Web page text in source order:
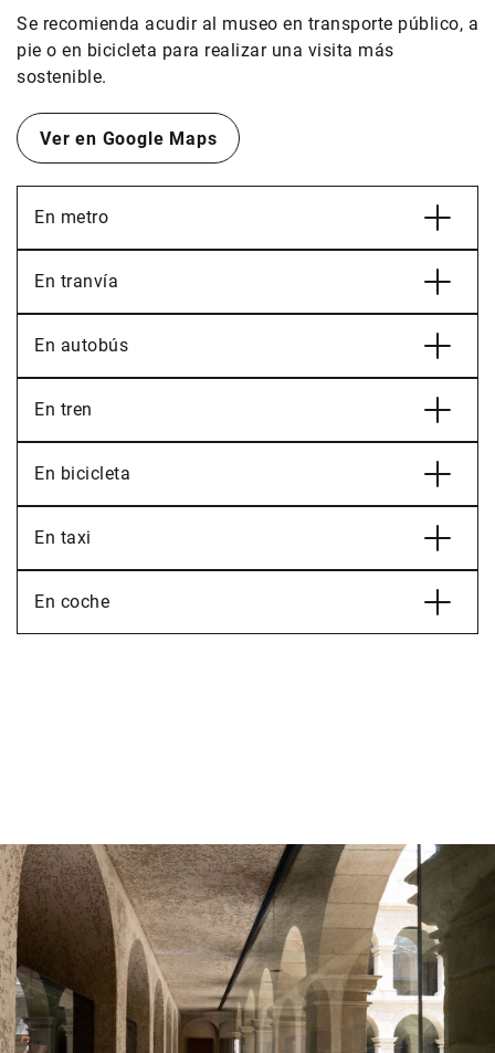
Se recomienda acudir al museo en transporte público, a
pie o en bicicleta para realizar una visita más
sostenible.
Ver en Google Maps
En metro
En tranvía
En autobús
En tren
En bicicleta
En taxi
En coche